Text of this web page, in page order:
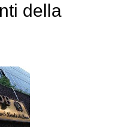
della